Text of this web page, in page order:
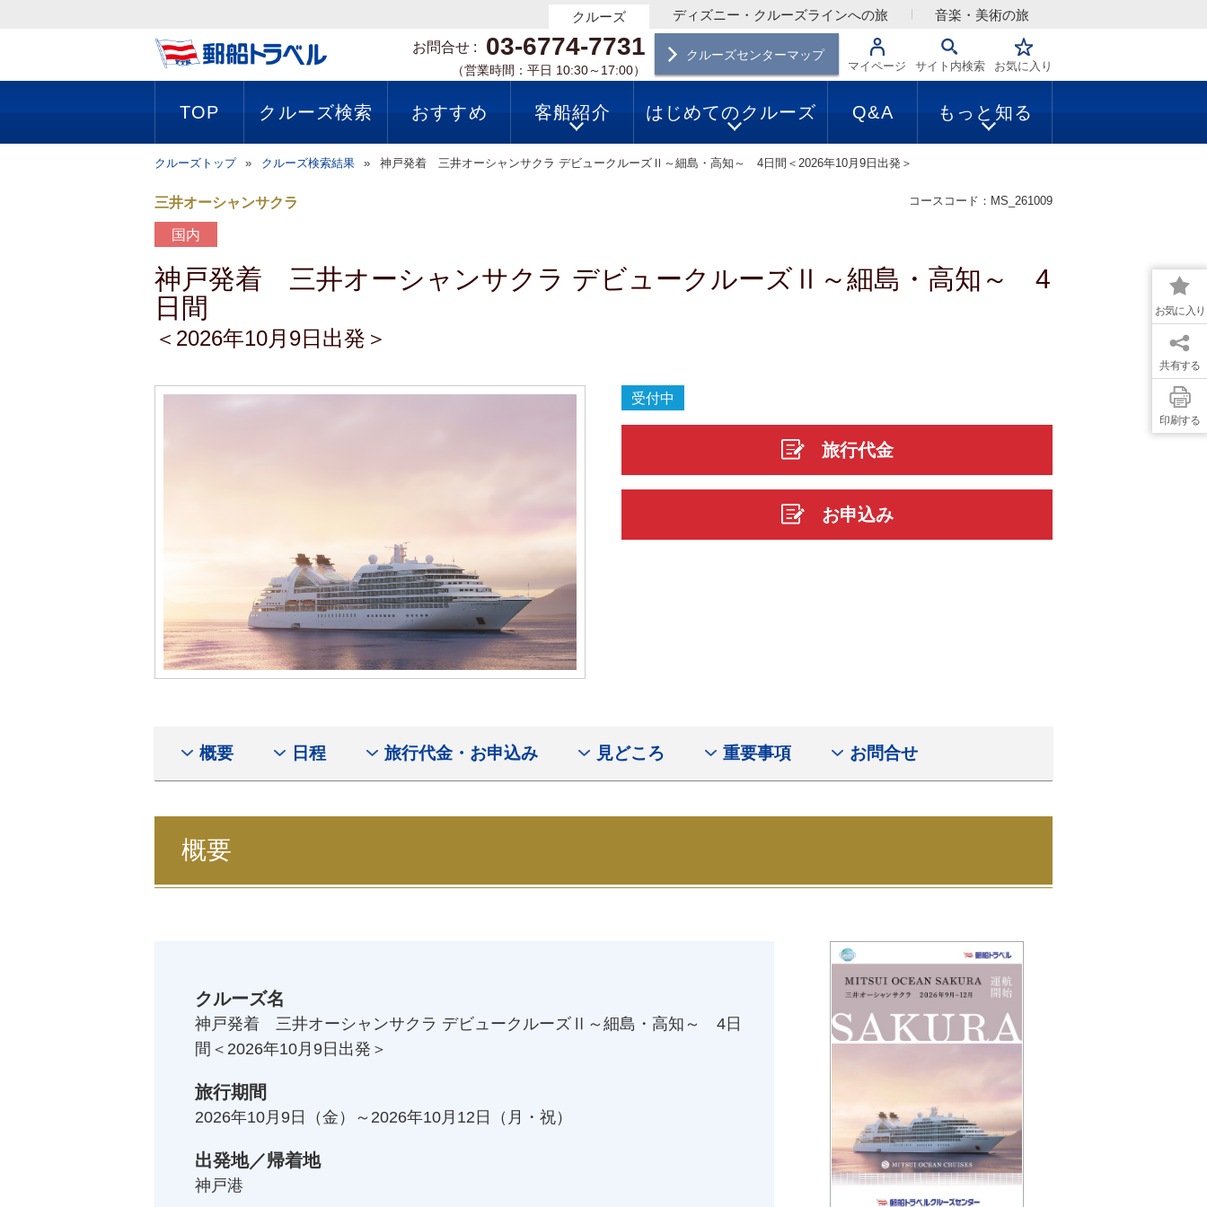
クルーズ ディズニー・クルーズラインへの旅 音楽・美術の旅
お気に入り
サイト内検索
マイページ
お問合せ 03-6774-7731
（営業時間：平日 10:30～17:00）
クルーズセンターマップ
TOP クルーズ検索 おすすめ 客船紹介 はじめてのクルーズ Q&A もっと知る
お気に入り
共有する
印刷する
クルーズトップ クルーズ検索結果 神戸発着 三井オーシャンサクラ デビュークルーズⅡ～細島・高知～ 4日間＜2026年10月9日出発＞
三井オーシャンサクラ コースコード：MS_261009
国内
神戸発着 三井オーシャンサクラ デビュークルーズⅡ～細島・高知～ 4
日間
＜2026年10月9日出発＞
受付中
旅行代金
お申込み
概要 日程 旅行代金・お申込み 見どころ 重要事項 お問合せ
概要
クルーズ名
神戸発着 三井オーシャンサクラ デビュークルーズⅡ～細島・高知～ 4日
間＜2026年10月9日出発＞
旅行期間
2026年10月9日 （金）～ 2026年10月12日 （月・祝）
出発地／帰着地
神戸港